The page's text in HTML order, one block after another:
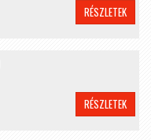
RÉSZLETEK
RÉSZLETEK